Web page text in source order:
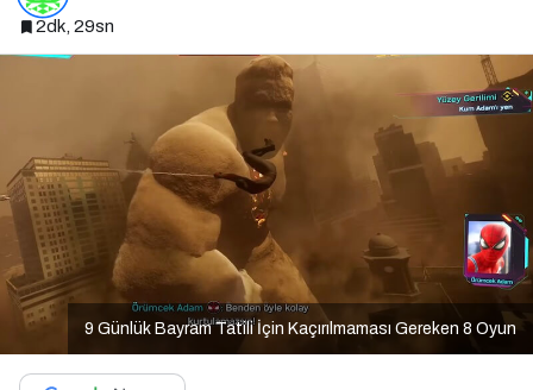
2dk, 29sn
9 Günlük Bayram Tatili İçin Kaçırılmaması Gereken 8 Oyun